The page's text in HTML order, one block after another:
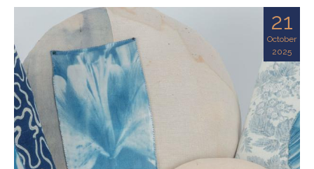
21
October
2025